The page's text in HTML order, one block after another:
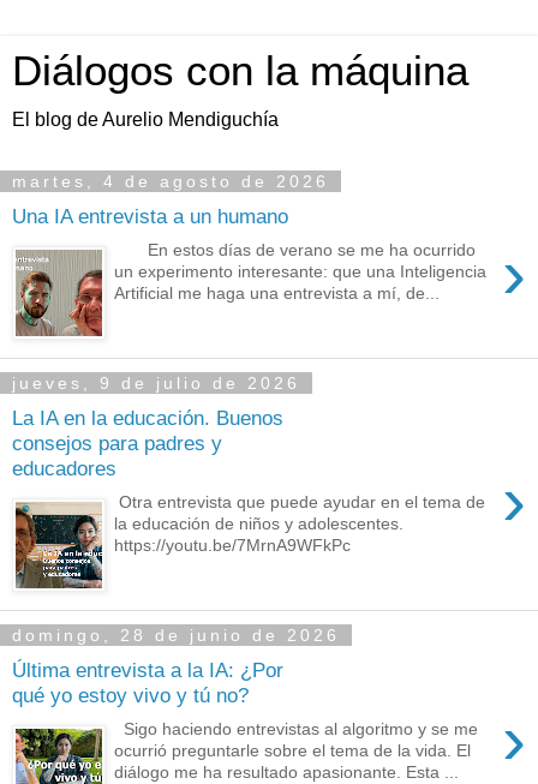
Diálogos con la máquina
El blog de Aurelio Mendiguchía
martes, 4 de agosto de 2026
Una IA entrevista a un humano
›
En estos días de verano se me ha ocurrido
un experimento interesante: que una Inteligencia
Artificial me haga una entrevista a mí, de...
jueves, 9 de julio de 2026
La IA en la educación. Buenos
consejos para padres y
educadores
›
Otra entrevista que puede ayudar en el tema de
la educación de niños y adolescentes.
https://youtu.be/7MrnA9WFkPc
domingo, 28 de junio de 2026
Última entrevista a la IA: ¿Por
qué yo estoy vivo y tú no?
›
Sigo haciendo entrevistas al algoritmo y se me
ocurrió preguntarle sobre el tema de la vida. El
diálogo me ha resultado apasionante. Esta ...